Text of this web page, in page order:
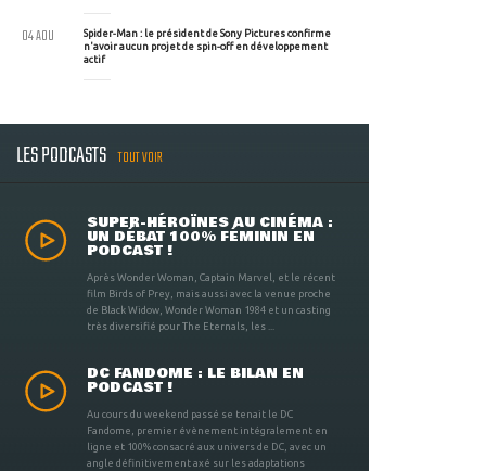
Spider-Man : le président de Sony Pictures confirme
n'avoir aucun projet de spin-off en développement
actif
04 AOU
LES PODCASTS TOUT VOIR
SUPER-HÉROÏNES AU CINÉMA :
UN DÉBAT 100% FÉMININ EN
PODCAST !
Après Wonder Woman, Captain Marvel, et le récent
film Birds of Prey, mais aussi avec la venue proche
de Black Widow, Wonder Woman 1984 et un casting
très diversifié pour The Eternals, les ...
DC FANDOME : LE BILAN EN
PODCAST !
Au cours du weekend passé se tenait le DC
Fandome, premier évènement intégralement en
ligne et 100% consacré aux univers de DC, avec un
angle définitivement axé sur les adaptations